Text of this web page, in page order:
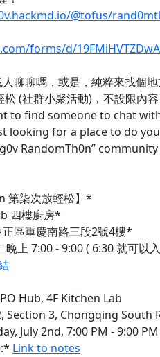
@tofus/
forms/d/
聊聊嗎，或是，純粹來找個
(社群小聚活動)，不設限內
to find someone to chat
looking for a place to do
RandomTh0n”
第柒次放輕松】*
四樓廚房*
區重慶南路三段2號4樓*
上 7:00 - 9:00 ( 6:30 就可以
Hub, 4F Kitchen Lab
Section 3, Chongqing South
July 2nd, 7:00 PM - 9:00
Link to notes